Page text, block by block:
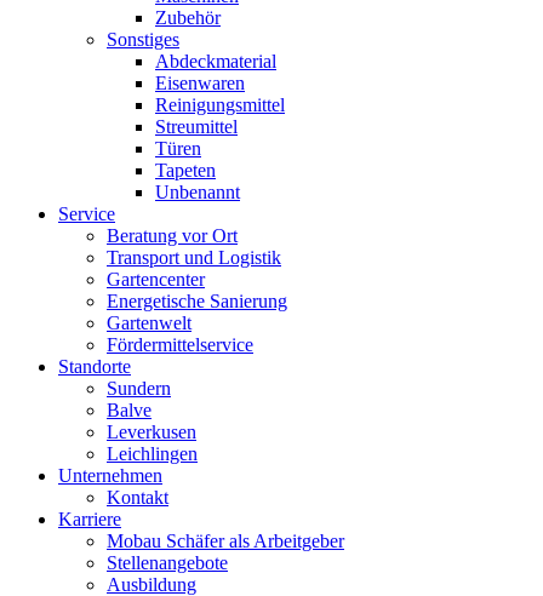
Zubehör
Sonstiges
Abdeckmaterial
Eisenwaren
Reinigungsmittel
Streumittel
Türen
Tapeten
Unbenannt
Service
Beratung vor Ort
Transport und Logistik
Gartencenter
Energetische Sanierung
Gartenwelt
Fördermittelservice
Standorte
Sundern
Balve
Leverkusen
Leichlingen
Unternehmen
Kontakt
Karriere
Mobau Schäfer als Arbeitgeber
Stellenangebote
Ausbildung